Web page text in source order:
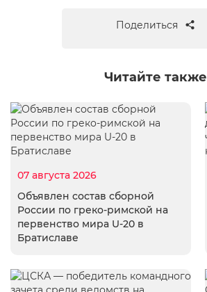
Поделиться
Читайте также
07 августа 2026
Объявлен состав сборной
России по греко-римской на
первенство мира U-20 в
Братиславе